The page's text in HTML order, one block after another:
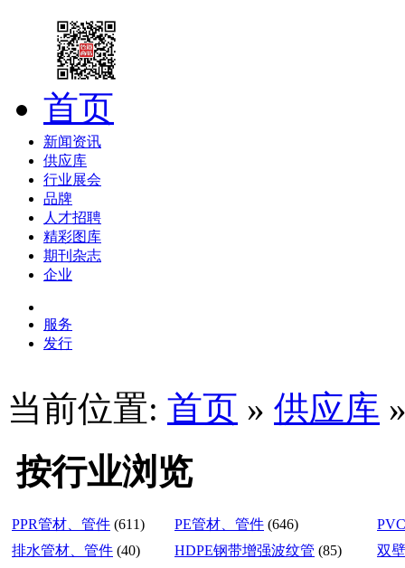
首页
新闻资讯
供应库
行业展会
品牌
人才招聘
精彩图库
期刊杂志
企业
服务
发行
当前位置: 首页 » 供应库
按行业浏览
PPR管材、管件 (611) PE管材、管件 (646)
排水管材、管件 (40) HDPE钢带增强波纹管 (85)
双